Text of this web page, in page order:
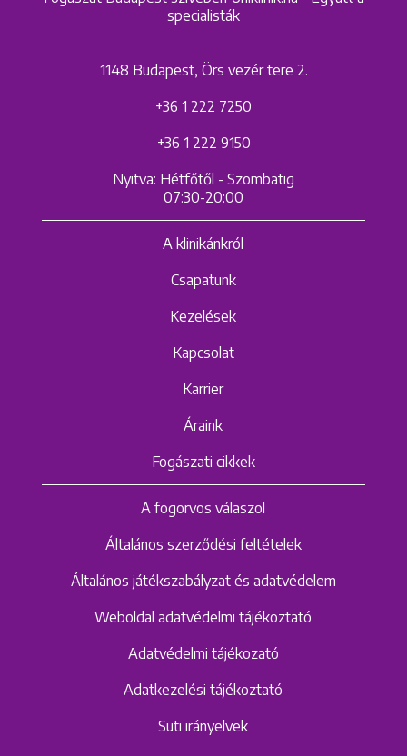
specialisták
1148 Budapest, Örs vezér tere 2.
+36 1 222 7250
+36 1 222 9150
Nyitva: Hétfőtől - Szombatig
07:30-20:00
A klinikánkról
Csapatunk
Kezelések
Kapcsolat
Karrier
Áraink
Fogászati cikkek
A fogorvos válaszol
Általános szerződési feltételek
Általános játékszabályzat és adatvédelem
Weboldal adatvédelmi tájékoztató
Adatvédelmi tájékozató
Adatkezelési tájékoztató
Süti irányelvek